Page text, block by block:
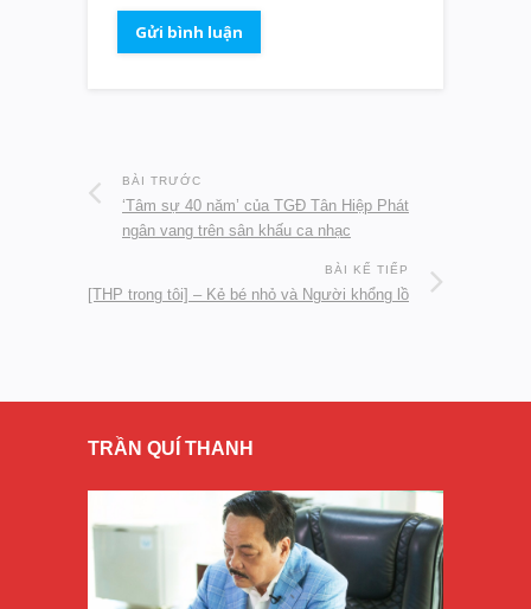
BÀI TRƯỚC
‘Tâm sự 40 năm’ của TGĐ Tân Hiệp Phát
ngân vang trên sân khấu ca nhạc
BÀI KẾ TIẾP
[THP trong tôi] – Kẻ bé nhỏ và Người khổng lồ
TRẦN QUÍ THANH